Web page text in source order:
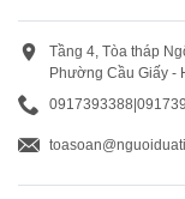
Tầng 4, Tòa tháp
Phường Cầu Giấy -
0917393388|